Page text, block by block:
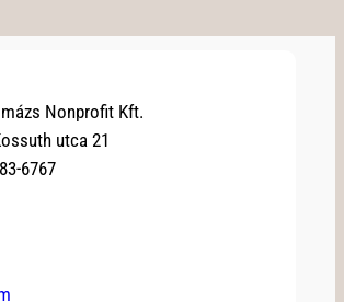
Nonprofit Kft.
utca 21
6767